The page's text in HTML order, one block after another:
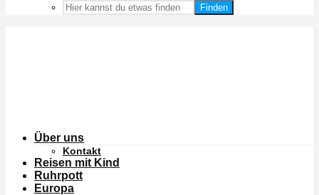
Finden
Über uns
Kontakt
Reisen mit Kind
Ruhrpott
Europa